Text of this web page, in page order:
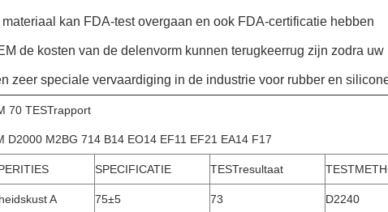
kan FDA-test overgaan en ook FDA-certificatie hebben
de kosten van de delenvorm kunnen terugkeerrug zijn zodra
zeer speciale vervaardiging in de industrie voor rubber en
70 TESTrapport
D2000 M2BG 714 B14 EO14 EF11 EF21 EA14 F17
SPECIFICATIE TESTresultaat
A 75±5 73 D2240